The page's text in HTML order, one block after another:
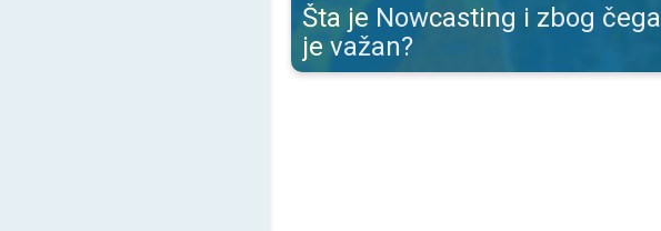
Šta je Nowcasting i zbog čega
je važan?